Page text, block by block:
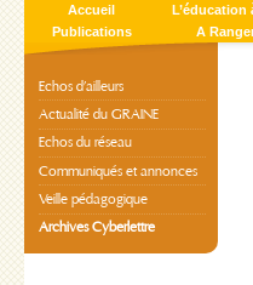
Accueil L’éducation
Publications
A
Echos d’ailleurs
Actualité du GRAINE
Echos du réseau
Communiqués et annonces
Veille pédagogique
Archives Cyberlettre